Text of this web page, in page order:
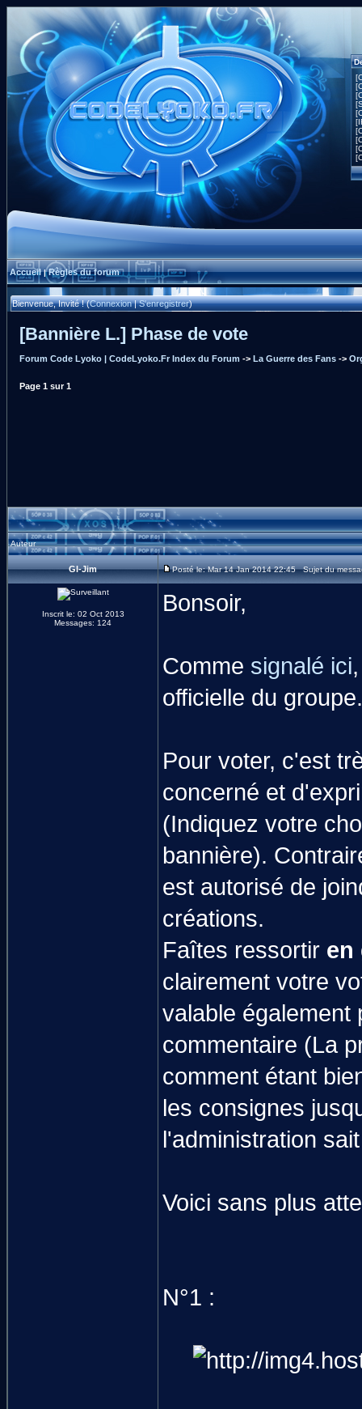
Accueil|Règles du forum
Bienvenue, Invité ! (Connexion|S'enregistrer)
[Bannière L.] Phase de vote
Forum Code Lyoko | CodeLyoko.Fr Index du Forum -> La Guerre des Fans->
Page 1sur1
Auteur
GI-Jim Posté le: Mar 14 Jan 2014 22:45 Sujet du
Inscrit le: 02 Oct 2013
Messages: 124
Bonsoir,
Comme signalé ici
officielle du groupe.
Pour voter, c'est
concerné et
(Indiquez votre
bannière).
est autorisé de
créations.
Faîtes ressortir en
clairement votre
valable également
commentaire (La
comment étant
les consignes
l'administration
Voici sans plus
N°1 :